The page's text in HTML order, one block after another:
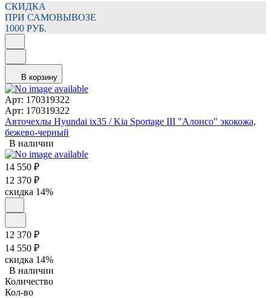
СКИДКА
ПРИ САМОВЫВОЗЕ
1000 РУБ.
В корзину
Арт: 170319322
Арт: 170319322
Авточехлы Hyundai ix35 / Kia Sportage III "Алонсо" экокожа,
бежево-черный
В наличии
14 550 ₽
12 370 ₽
скидка 14%
12 370 ₽
14 550 ₽
скидка 14%
В наличии
Количество
Кол-во